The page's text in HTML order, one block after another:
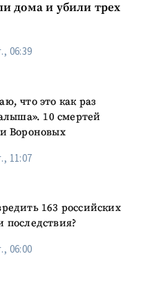
дома и убили трех
06:39
что это как раз
10 смертей
Вороновых
11:07
163 российских
06:00